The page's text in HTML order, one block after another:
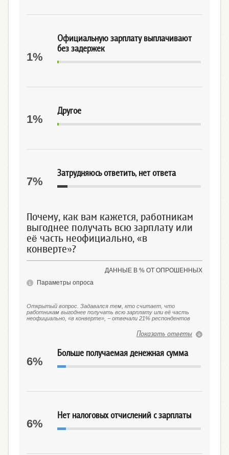
Официальную зарплату выплачивают
без задержек
1%
Другое
1%
Затрудняюсь ответить, нет ответа
7%
Почему, как вам кажется, работникам
выгоднее получать всю зарплату или
её часть неофициально, «в
конверте»?
ДАННЫЕ В % ОТ ОПРОШЕННЫХ
Параметры опроса
Открытый вопрос. Задавался тем, кто считает, что
работникам выгоднее получать всю зарплату или её часть
неофициально, «в конверте», − отвечали 21% респондентов
Показать ответы
Больше получаемая денежная сумма
6%
Нет налоговых отчислений с зарплаты
6%